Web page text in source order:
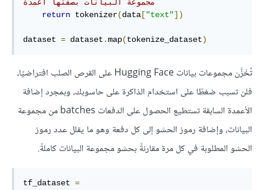
مجموعة البيانات بصفتها أعمدة
return tokenizer(data ["text"])
dataset = dataset .map(tokenize_dataset)
تُخَزَّن مجموعات بيانات Hugging Face على القرص الصلب افتراضيًا،
فلن تسبب ضغطًا على استخدام الذاكرة على حاسوبك، وبمجرد إضافة
الأعمدة السابقة تستطيع الحصول على الدفعات batches من مجموعة
البيانات، وإضافة رموز الحشو إلى كل دفعة وهو ما يقلل عدد رموز
الحشو المطلوبة في كل مرة مقارنةً بحشو مجموعة البيانات كاملةً.
tf_dataset =